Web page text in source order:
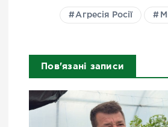
Агресія Росії
Пов'язані записи